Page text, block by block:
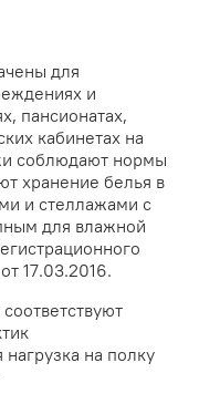
для
и
пансионатах,
кабинетах на
соблюдают нормы
хранение белья в
и стеллажами с
для влажной
17.03.2016.
на полку